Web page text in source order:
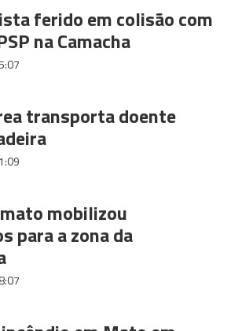
ferido em colisão com
na Camacha
transporta doente
mobilizou
para a zona da